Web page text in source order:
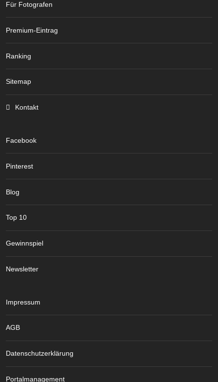
Für Fotografen
Premium-Eintrag
Ranking
Sitemap
Kontakt
Facebook
Pinterest
Blog
Top 10
Gewinnspiel
Newsletter
Impressum
AGB
Datenschutzerklärung
Portalmanagement